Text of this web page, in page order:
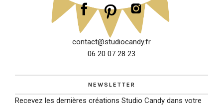
contact@studiocandy.fr
06 20 07 28 23
NEWSLETTER
Recevez les dernières créations Studio Candy dans votre